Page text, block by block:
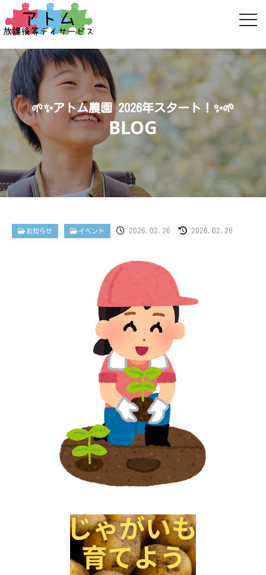
🌱✨アトム農園 2026年スタート！✨🌱
お知らせ イベント 2026.02.26 2026.02.26